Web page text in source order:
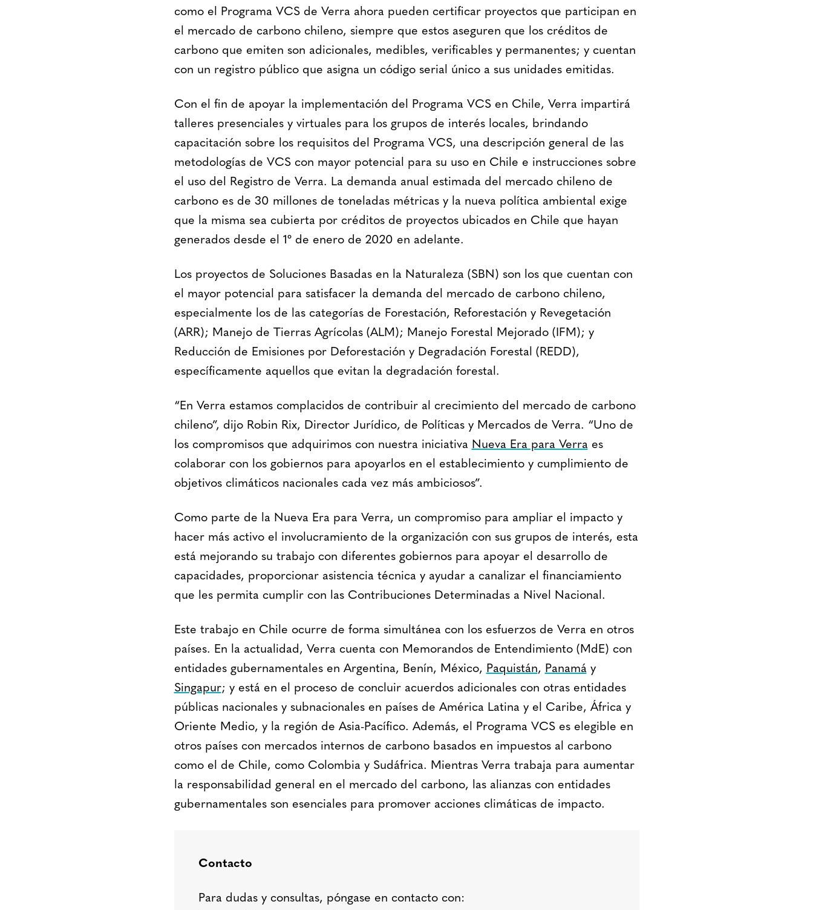
como el Programa VCS de Verra ahora pueden certificar proyectos que participan en
el mercado de carbono chileno, siempre que estos aseguren que los créditos de
carbono que emiten son adicionales, medibles, verificables y permanentes; y cuentan
con un registro público que asigna un código serial único a sus unidades emitidas.
Con el fin de apoyar la implementación del Programa VCS en Chile, Verra impartirá
talleres presenciales y virtuales para los grupos de interés locales, brindando
capacitación sobre los requisitos del Programa VCS, una descripción general de las
metodologías de VCS con mayor potencial para su uso en Chile e instrucciones sobre
el uso del Registro de Verra. La demanda anual estimada del mercado chileno de
carbono es de 30 millones de toneladas métricas y la nueva política ambiental exige
que la misma sea cubierta por créditos de proyectos ubicados en Chile que hayan
generados desde el 1º de enero de 2020 en adelante.
Los proyectos de Soluciones Basadas en la Naturaleza (SBN) son los que cuentan con
el mayor potencial para satisfacer la demanda del mercado de carbono chileno,
especialmente los de las categorías de Forestación, Reforestación y Revegetación
(ARR); Manejo de Tierras Agrícolas (ALM); Manejo Forestal Mejorado (IFM); y
Reducción de Emisiones por Deforestación y Degradación Forestal (REDD),
específicamente aquellos que evitan la degradación forestal.
“En Verra estamos complacidos de contribuir al crecimiento del mercado de carbono
chileno”, dijo Robin Rix, Director Jurídico, de Políticas y Mercados de Verra. “Uno de
los compromisos que adquirimos con nuestra iniciativa Nueva Era para Verra es
colaborar con los gobiernos para apoyarlos en el establecimiento y cumplimiento de
objetivos climáticos nacionales cada vez más ambiciosos”.
Como parte de la Nueva Era para Verra, un compromiso para ampliar el impacto y
hacer más activo el involucramiento de la organización con sus grupos de interés, esta
está mejorando su trabajo con diferentes gobiernos para apoyar el desarrollo de
capacidades, proporcionar asistencia técnica y ayudar a canalizar el financiamiento
que les permita cumplir con las Contribuciones Determinadas a Nivel Nacional.
Este trabajo en Chile ocurre de forma simultánea con los esfuerzos de Verra en otros
países. En la actualidad, Verra cuenta con Memorandos de Entendimiento (MdE) con
entidades gubernamentales en Argentina, Benín, México, Paquistán, Panamá y
Singapur; y está en el proceso de concluir acuerdos adicionales con otras entidades
públicas nacionales y subnacionales en países de América Latina y el Caribe, África y
Oriente Medio, y la región de Asia-Pacífico. Además, el Programa VCS es elegible en
otros países con mercados internos de carbono basados en impuestos al carbono
como el de Chile, como Colombia y Sudáfrica. Mientras Verra trabaja para aumentar
la responsabilidad general en el mercado del carbono, las alianzas con entidades
gubernamentales son esenciales para promover acciones climáticas de impacto.
Contacto
Para dudas y consultas, póngase en contacto con: